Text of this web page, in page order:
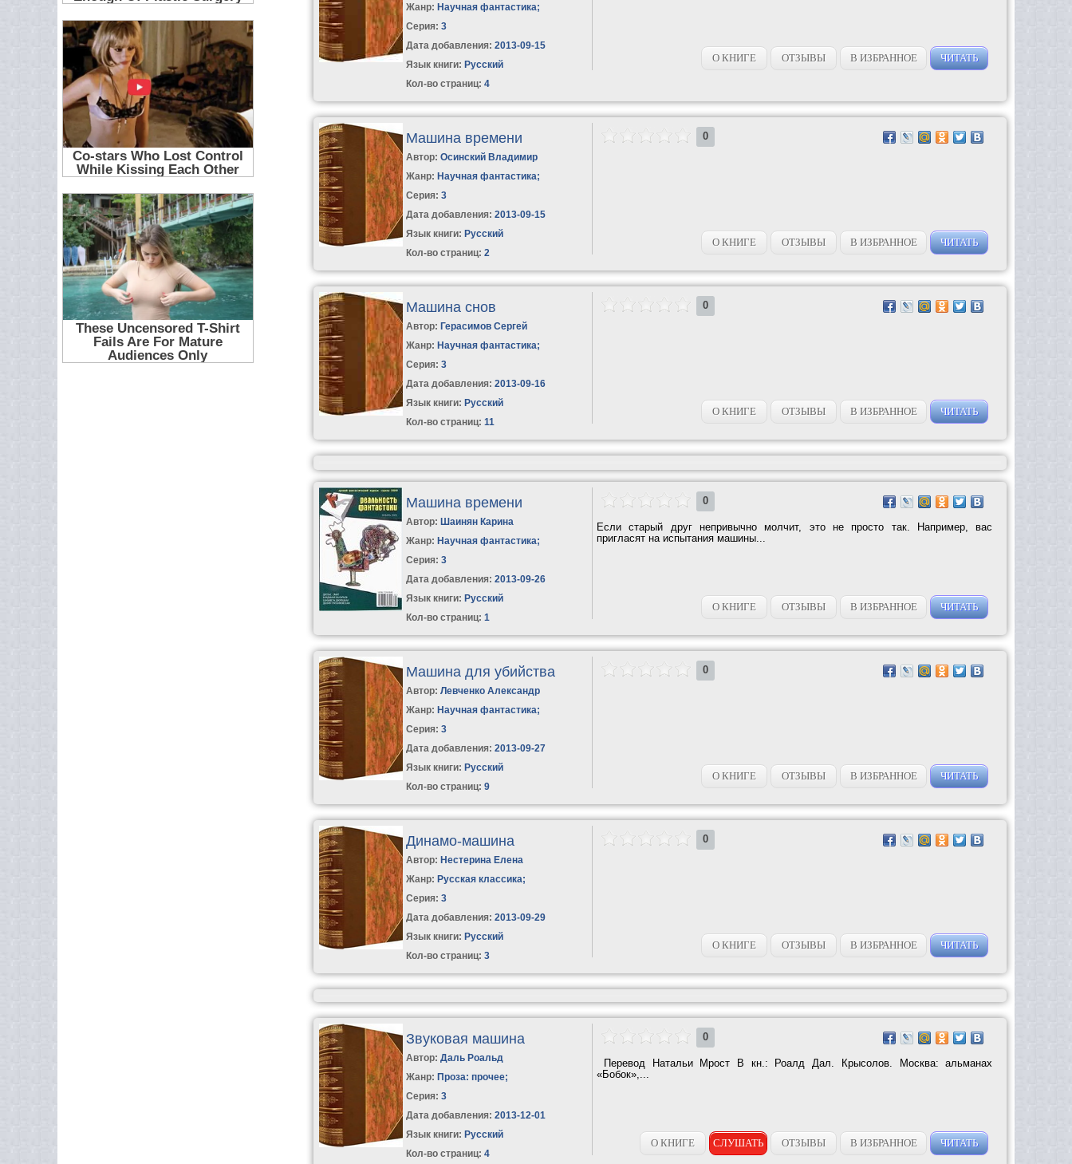
Жанр: Научная фантастика;
Серия:3
Дата добавления: 2013-09-15
Язык книги: Русский
Кол-во страниц: 4
О КНИГЕ ОТЗЫВЫ В ИЗБРАННОЕ ЧИТАТЬ
Машина времени
Автор:Осинский Владимир
Жанр: Научная фантастика;
Серия:3
Дата добавления: 2013-09-15
Язык книги: Русский
Кол-во страниц: 2
0
О КНИГЕ ОТЗЫВЫ В ИЗБРАННОЕ ЧИТАТЬ
Машина снов
Автор: Герасимов Сергей
Жанр: Научная фантастика;
Серия:3
Дата добавления: 2013-09-16
Язык книги: Русский
Кол-во страниц: 11
0
О КНИГЕ ОТЗЫВЫ В ИЗБРАННОЕ ЧИТАТЬ
Машина времени
Автор: Шаинян Карина
Жанр: Научная фантастика;
Серия:3
Дата добавления: 2013-09-26
Язык книги: Русский
Кол-во страниц: 1
0
Если старый друг непривычно молчит, это не просто так. Например, вас
пригласят на испытания машины...
О КНИГЕ ОТЗЫВЫ В ИЗБРАННОЕ ЧИТАТЬ
Машина для убийства
Автор:Левченко Александр
Жанр: Научная фантастика;
Серия:3
Дата добавления: 2013-09-27
Язык книги: Русский
Кол-во страниц: 9
0
О КНИГЕ ОТЗЫВЫ В ИЗБРАННОЕ ЧИТАТЬ
Динамо-машина
Автор: Нестерина Елена
Жанр: Русская классика;
Серия:3
Дата добавления: 2013-09-29
Язык книги: Русский
Кол-во страниц: 3
0
О КНИГЕ ОТЗЫВЫ В ИЗБРАННОЕ ЧИТАТЬ
Звуковая машина
Автор:Даль Роальд
Жанр: Проза: прочее;
Серия:3
Дата добавления: 2013-12-01
Язык книги: Русский
Кол-во страниц: 4
0
Перевод Натальи Мрост В кн.: Роалд Дал. Крысолов. Москва: альманах
«Бобок»,...
О КНИГЕ СЛУШАТЬ ОТЗЫВЫ В ИЗБРАННОЕ ЧИТАТЬ